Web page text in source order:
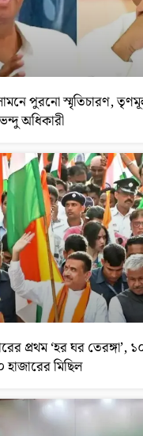
পুরনো স্মৃতিচারণ,
অধিকারী
প্রথম ‘হর ঘর তেরঙ্গা’,
মিছিল